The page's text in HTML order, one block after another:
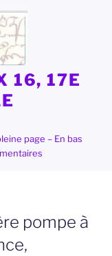
16, 17E
page – En bas
pompe à